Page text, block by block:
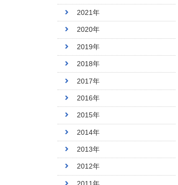
2021年
2020年
2019年
2018年
2017年
2016年
2015年
2014年
2013年
2012年